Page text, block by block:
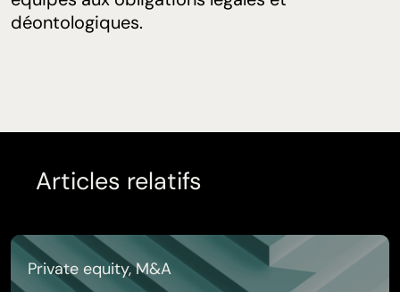
déontologiques.
Articles relatifs
Private equity, M&A